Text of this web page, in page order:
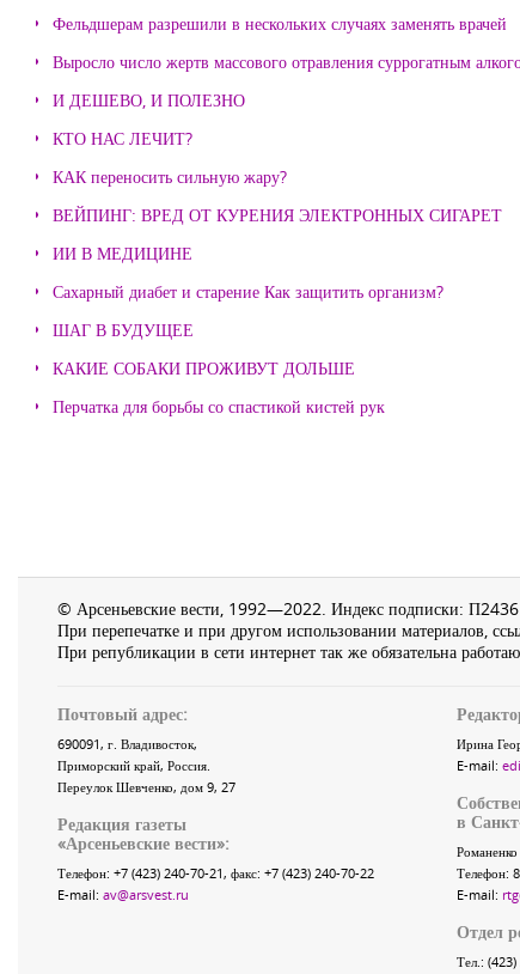
Фельдшерам разрешили в нескольких случаях заменять врачей
Выросло число жертв массового отравления суррогатным
И ДЕШЕВО, И ПОЛЕЗНО
КТО НАС ЛЕЧИТ?
КАК переносить сильную жару?
ВЕЙПИНГ: ВРЕД ОТ КУРЕНИЯ ЭЛЕКТРОННЫХ СИГАРЕТ
ИИ В МЕДИЦИНЕ
Сахарный диабет и старение Как защитить организм?
ШАГ В БУДУЩЕЕ
КАКИЕ СОБАКИ ПРОЖИВУТ ДОЛЬШЕ
Перчатка для борьбы со спастикой кистей рук
© Арсеньевские вести, 1992—2022. Индекс подписки: П2436
При перепечатке и при другом использовании материалов,
При републикации в сети интернет так же обязательна
Почтовый адрес:
690091, г. Владивосток,
Приморский край, Россия.
Переулок Шевченко, дом 9, 27
Редакция газеты
«Арсеньевские вести»:
Телефон: +7 (423) 240-70-21, факс: +7 (423) 240-70-22
E-mail: av@arsvest.ru
Ирина
E-mail:
в
Телефон:
E-mail:
Отдел
Тел.: